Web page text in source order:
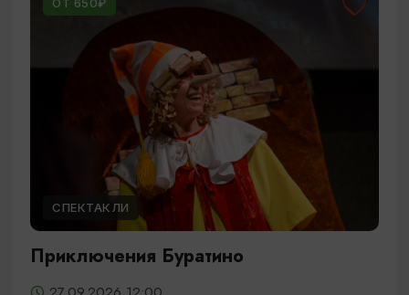
СПЕКТАКЛИ
Приключения Буратино